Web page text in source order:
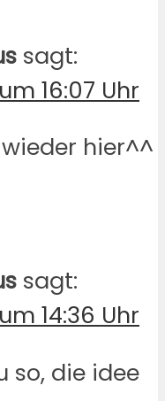
sagt:
16:07 Uhr
hier^^
sagt:
14:36 Uhr
so, die idee